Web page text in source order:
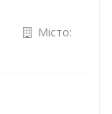
Місто: